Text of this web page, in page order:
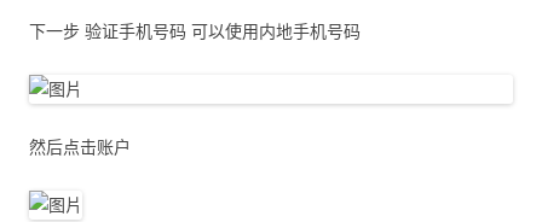
下一步 验证手机号码 可以使用内地手机号码
然后点击账户